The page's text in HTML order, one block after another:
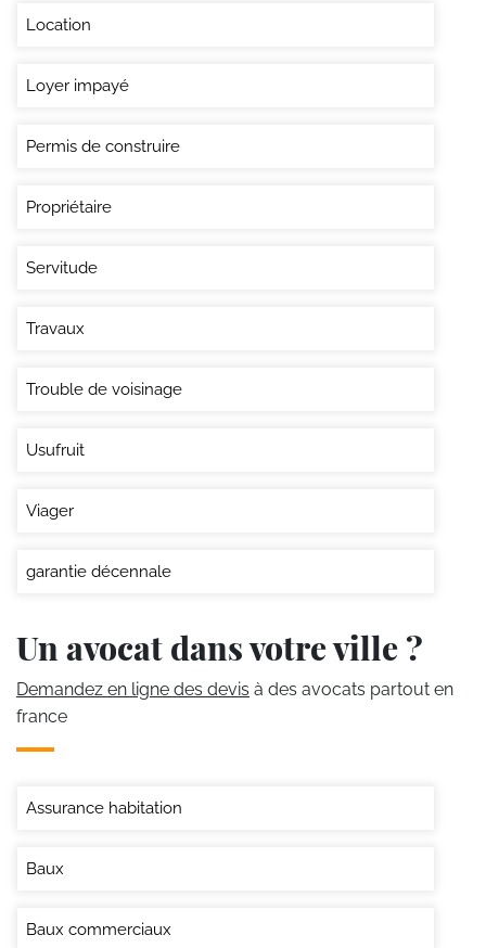
Location
Loyer impayé
Permis de construire
Propriétaire
Servitude
Travaux
Trouble de voisinage
Usufruit
Viager
garantie décennale
Un avocat dans votre ville ?
Demandez en ligne des devis à des avocats partout en
france
Assurance habitation
Baux
Baux commerciaux